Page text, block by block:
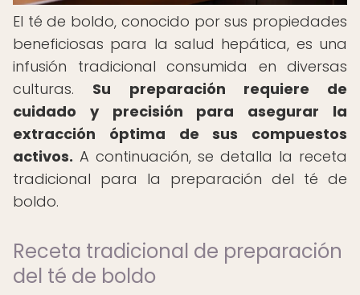
El té de boldo, conocido por sus propiedades
beneficiosas para la salud hepática, es una
infusión tradicional consumida en diversas
culturas. Su preparación requiere de
cuidado y precisión para asegurar la
extracción óptima de sus compuestos
activos. A continuación, se detalla la receta
tradicional para la preparación del té de
boldo.
Receta tradicional de preparación
del té de boldo